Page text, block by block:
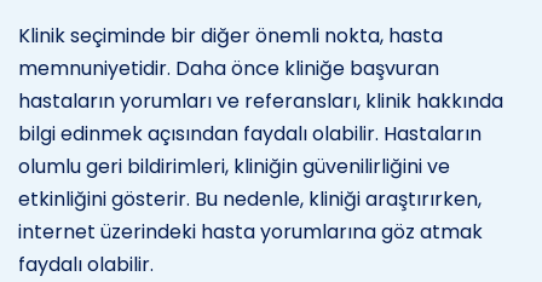
Klinik seçiminde bir diğer önemli nokta, hasta
memnuniyetidir. Daha önce kliniğe başvuran
hastaların yorumları ve referansları, klinik hakkında
bilgi edinmek açısından faydalı olabilir. Hastaların
olumlu geri bildirimleri, kliniğin güvenilirliğini ve
etkinliğini gösterir. Bu nedenle, kliniği araştırırken,
internet üzerindeki hasta yorumlarına göz atmak
faydalı olabilir.